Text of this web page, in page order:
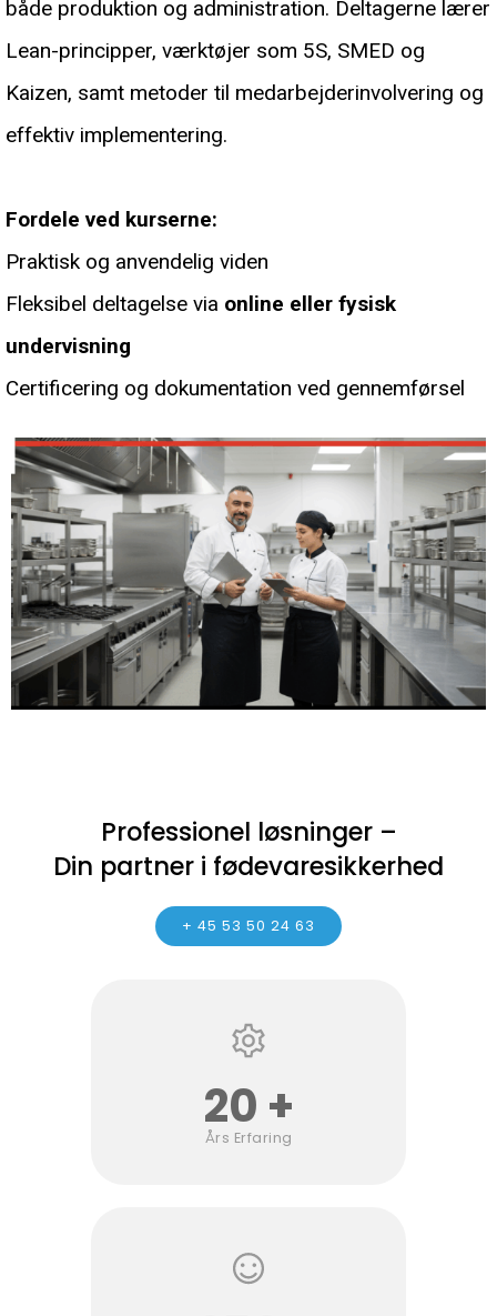
både produktion og administration. Deltagerne lærer
Lean-principper, værktøjer som 5S, SMED og
Kaizen, samt metoder til medarbejderinvolvering og
effektiv implementering.
Fordele ved kurserne:
Praktisk og anvendelig viden
Fleksibel deltagelse via online eller fysisk
undervisning
Certificering og dokumentation ved gennemførsel
Professionel løsninger –
Din partner i fødevaresikkerhed
+ 45 53 50 24 63
20 +
Års Erfaring